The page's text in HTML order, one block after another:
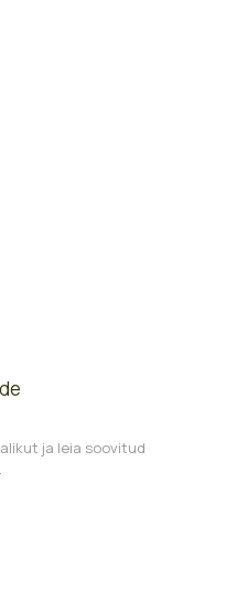
ja leia soovitud